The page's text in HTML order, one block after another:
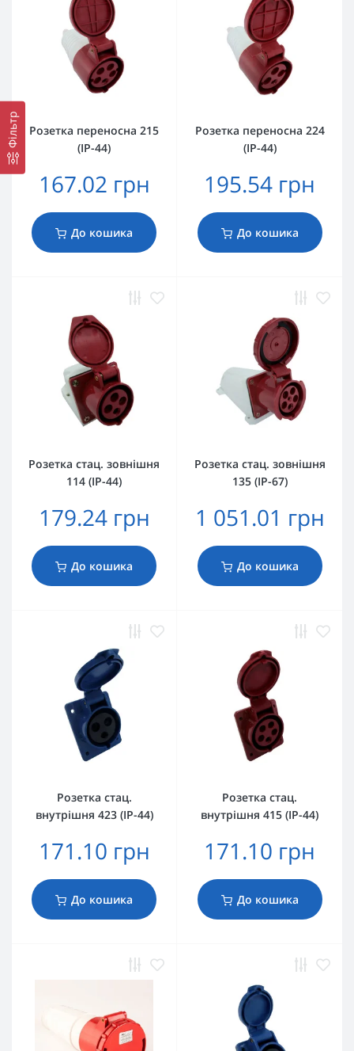
Фільтр
Розетка переносна 215
(IP-44)
167.02 грн
До кошика
Розетка переносна 224
(IP-44)
195.54 грн
До кошика
Розетка стац. зовнішня
114 (IP-44)
179.24 грн
До кошика
Розетка стац. зовнішня
135 (IP-67)
1 051.01 грн
До кошика
Розетка стац.
внутрішня 423 (IP-44)
171.10 грн
До кошика
Розетка стац.
внутрішня 415 (IP-44)
171.10 грн
До кошика